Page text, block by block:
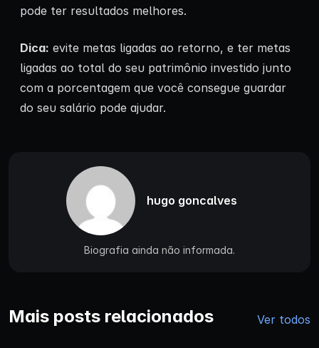
pode ter resultados melhores.
Dica: evite metas ligadas ao retorno, e ter metas
ligadas ao total do seu patrimônio investido junto
com a porcentagem que você consegue guardar
do seu salário pode ajudar.
hugo goncalves
Biografia ainda não informada.
Mais posts relacionados Ver todos